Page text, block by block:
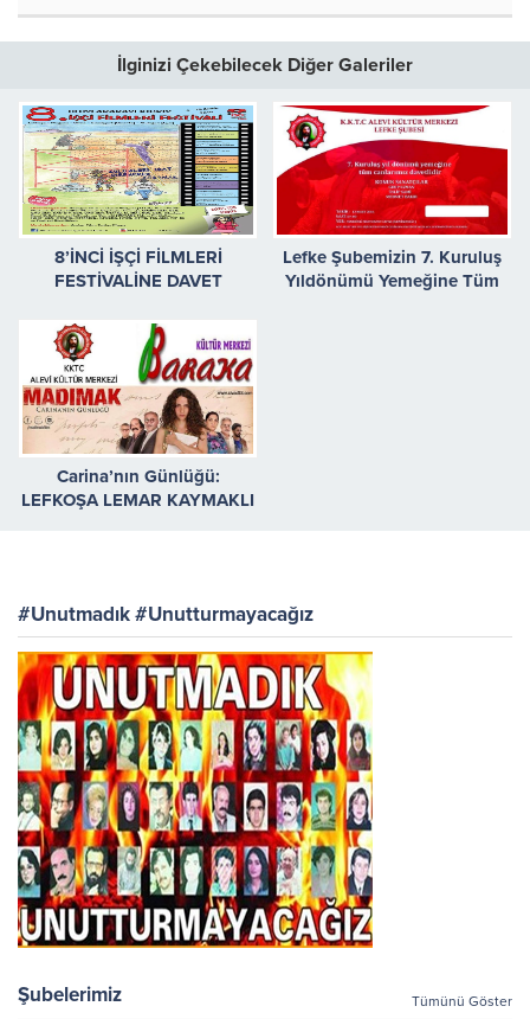
İlginizi Çekebilecek Diğer Galeriler
8’İNCİ İŞÇİ FİLMLERİ
FESTİVALİNE DAVET
Lefke Şubemizin 7. Kuruluş
Yıldönümü Yemeğine Tüm
Carina’nın Günlüğü:
LEFKOŞA LEMAR KAYMAKLI
#Unutmadık #Unutturmayacağız
Şubelerimiz Tümünü Göster